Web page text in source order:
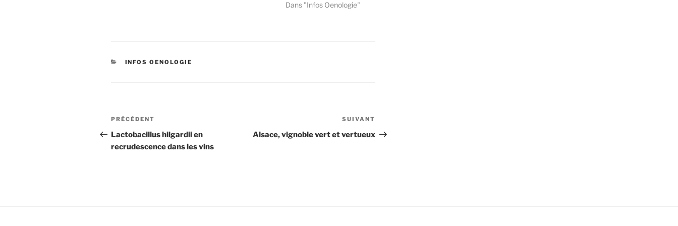
Dans "Infos Oenologie"
CATÉGORIES
INFOS OENOLOGIE
Navigation
de
l’article
Article
précédent
PRÉCÉDENT
Lactobacillus hilgardii en
recrudescence dans les vins
suivant
SUIVANT
Alsace, vignoble vert et vertueux